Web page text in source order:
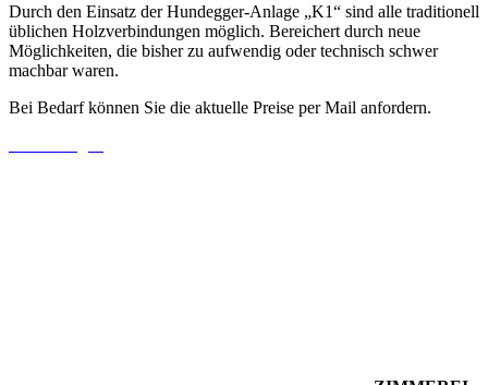
Durch den Einsatz der Hundegger-Anlage „K1“ sind alle traditionell
üblichen Holzverbindungen möglich. Bereichert durch neue
Möglichkeiten, die bisher zu aufwendig oder technisch schwer
machbar waren.
Bei Bedarf können Sie die aktuelle Preise per Mail anfordern.